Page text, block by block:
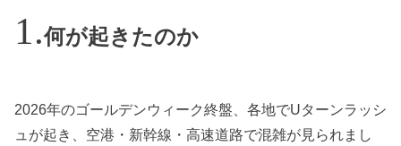
何が起きたのか
2026年のゴールデンウィーク終盤、各地でUターンラッシ
ュが起き、空港・新幹線・高速道路で混雑が見られまし